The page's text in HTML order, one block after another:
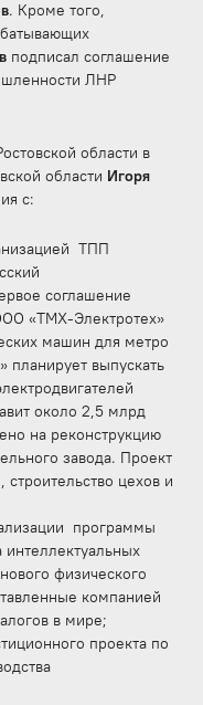
. Кроме того,
подписал соглашение
ЛНР
области в
области Игоря
c:
ТПП
соглашение
«ТМХ-Электротех»
машин для метро
планирует выпускать
около 2,5 млрд
на реконструкцию
завода. Проект
цехов и
программы
физического
компанией
в мире;
проекта по